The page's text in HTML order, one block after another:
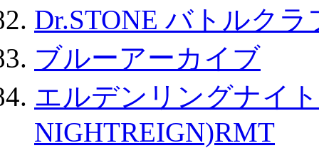
Dr.STONE バトルク
ブルーアーカイブ
エルデンリングナイ
NIGHTREIGN)RMT